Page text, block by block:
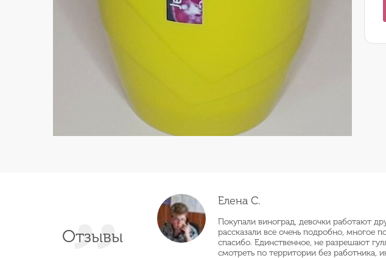
Отзывы
Елена С.
Покупали виноград, девочки работают
рассказали все очень подробно, многое
спасибо. Единственное, не разрешают
смотреть по территории без работника,